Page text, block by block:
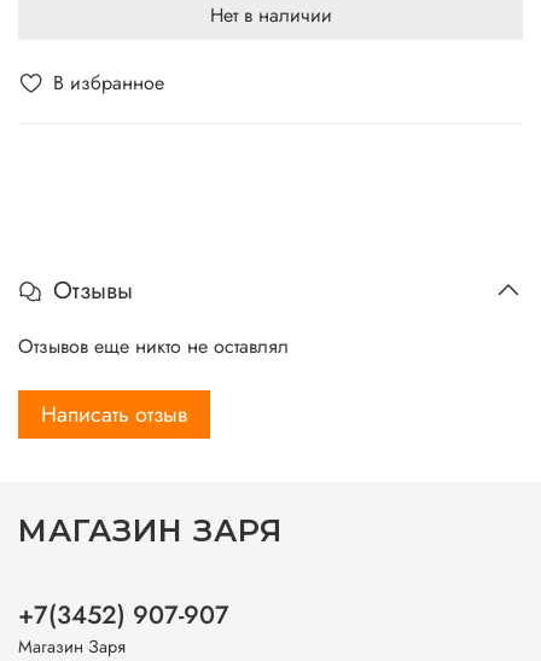
В избранное
Нет в наличии
Отзывы
Отзывов еще никто не оставлял
Написать отзыв
МАГАЗИН ЗАРЯ
+7(3452) 907-907
Магазин Заря